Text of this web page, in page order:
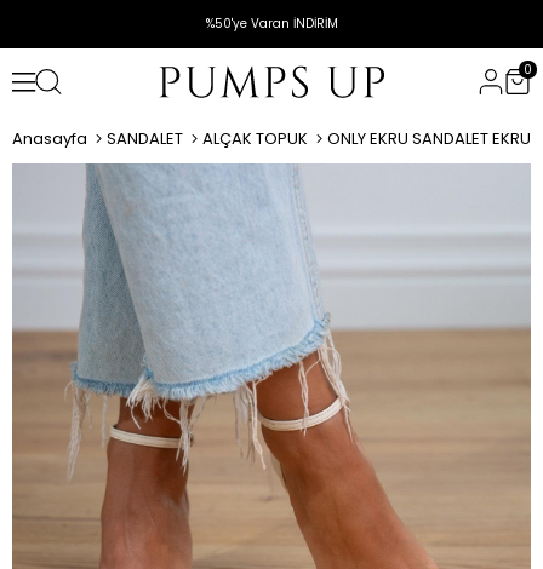
%50'ye Varan İNDİRİM
0
Anasayfa SANDALET ALÇAK TOPUK ONLY EKRU SANDALET EKRU